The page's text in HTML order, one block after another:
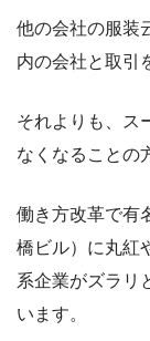
他の会社の服装
内の会社と取引
それよりも、ス
なくなることの
働き方改革で有
橋ビル）に丸紅
系企業がズラリ
います。